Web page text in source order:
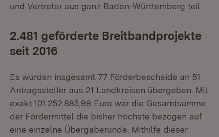
und Vertreter aus ganz Baden-Württemberg teil.
2.481 geförderte Breitbandprojekte
seit 2016
Es wurden insgesamt 77 Förderbescheide an 51
Antragssteller aus 21 Landkreisen übergeben. Mit
exakt 101.252.885,99 Euro war die Gesamtsumme
der Fördermittel die bisher höchste bezogen auf
eine einzelne Übergaberunde. Mithilfe dieser